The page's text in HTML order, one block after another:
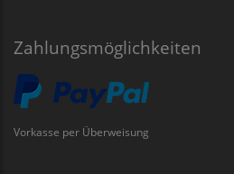
Zahlungsmöglichkeiten
Vorkasse per Überweisung